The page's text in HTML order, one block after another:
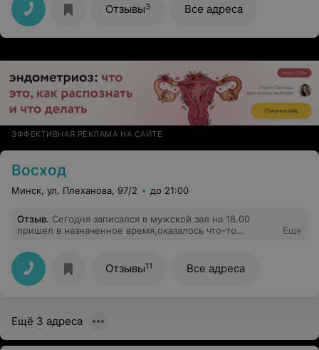
Отзывы3 Все адреса
ЭФФЕКТИВНАЯ РЕКЛАМА НА САЙТЕ
Восход
Минск, ул. Плеханова, 97/2 до 21:00
Отзыв. Сегодня записался в мужской зал на 18.00
пришел в назначенное время,оказалось что-то
зачем тогда существует такая услуга как запись?Если
бы у меня было достаточно время я бы не стал
записываться и сидел бы в очереди!Можно сказать
испортили мне вечер и настроение, хотя обращался
Еще
Отзывы11 Все адреса
Ещё 3 адреса